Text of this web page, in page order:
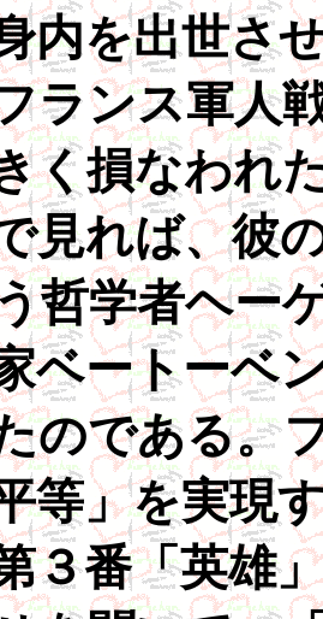
内を出世さ
ランス軍人
く損なわれ
れば、彼
哲学者ヘー
ベートーベ
のである。
等」を実現
３番「英雄